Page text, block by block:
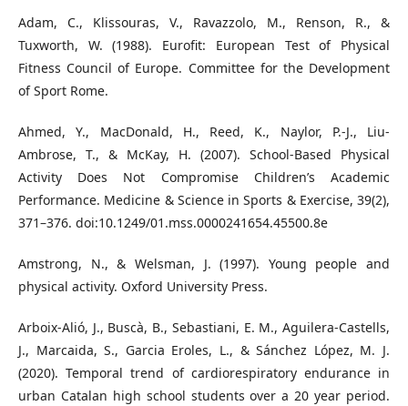
Adam, C., Klissouras, V., Ravazzolo, M., Renson, R., &
Tuxworth, W. (1988). Eurofit: European Test of Physical
Fitness Council of Europe. Committee for the Development
of Sport Rome.
Ahmed, Y., MacDonald, H., Reed, K., Naylor, P.-J., Liu-
Ambrose, T., & McKay, H. (2007). School-Based Physical
Activity Does Not Compromise Children’s Academic
Performance. Medicine & Science in Sports & Exercise, 39(2),
371–376. doi:10.1249/01.mss.0000241654.45500.8e
Amstrong, N., & Welsman, J. (1997). Young people and
physical activity. Oxford University Press.
Arboix-Alió, J., Buscà, B., Sebastiani, E. M., Aguilera-Castells,
J., Marcaida, S., Garcia Eroles, L., & Sánchez López, M. J.
(2020). Temporal trend of cardiorespiratory endurance in
urban Catalan high school students over a 20 year period.